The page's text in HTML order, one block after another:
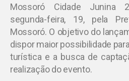
Mossoró Cidade Junina
segunda-feira, 19, pela
Mossoró. O objetivo do
dispor maior possibilidade
turística e a busca de
realização do evento.